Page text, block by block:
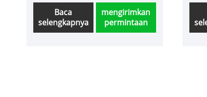
dijawab dalam waktu 24 jam.
Baca
selengkapnya
mengirimkan
permintaan